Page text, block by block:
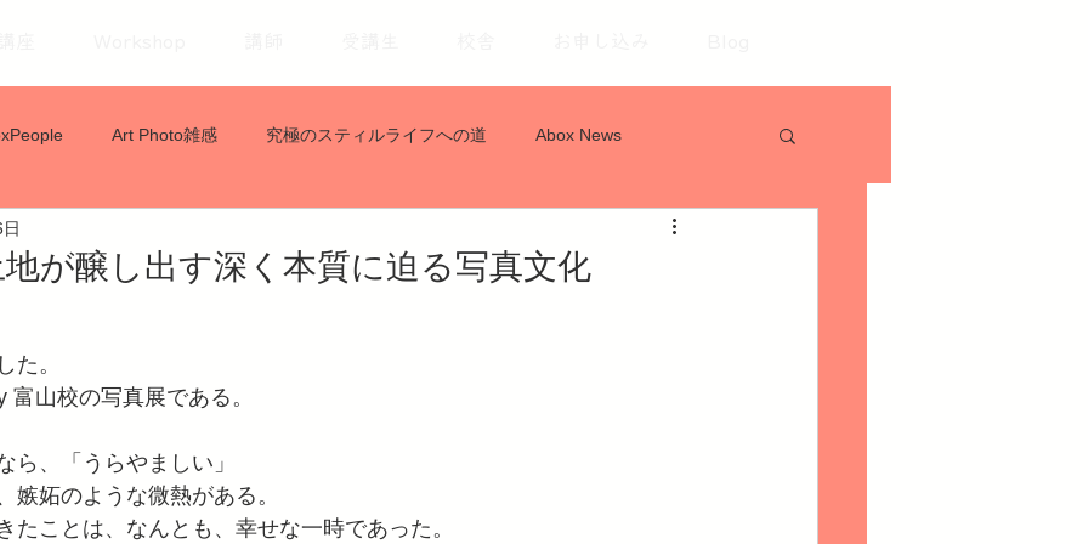
Art Photo雑感 究極のスティルライフへの道 Abox News
が醸し出す深く本質に迫る写真文化
た。
山校の写真展である。
ら、「うらやましい」
嫉妬のような微熱がある。
たことは、なんとも、幸せな一時であった。